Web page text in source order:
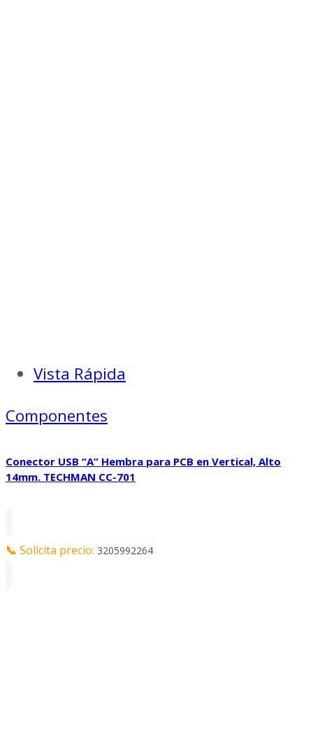
Vista Rápida
Componentes
Conector USB “A” Hembra para PCB en Vertical, Alto
14mm. TECHMAN CC-701
📞 Solicita precio: 3205992264